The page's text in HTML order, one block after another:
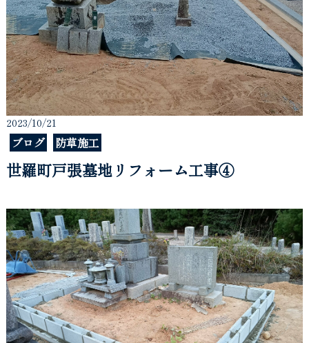
2023/10/21
ブログ 防草施工
世羅町戸張墓地リフォーム工事④